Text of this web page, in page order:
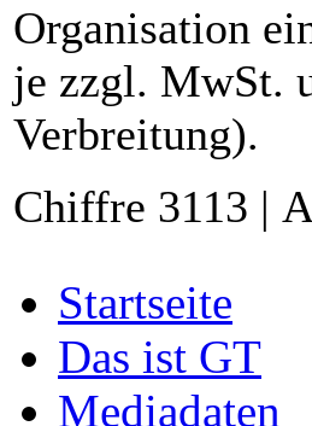
Organisation
je zzgl. MwSt.
Verbreitung).
Chiffre 3113 |
Startseite
Das ist GT
Mediadaten